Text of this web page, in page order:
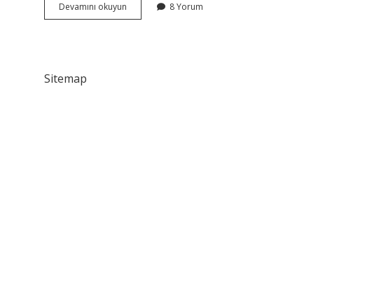
Devamını okuyun
Türkçe
8 Yorum
Sitemap